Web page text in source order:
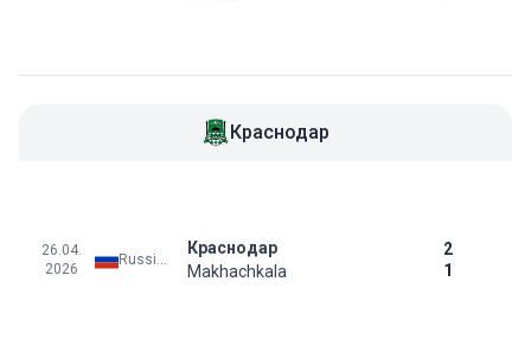
Краснодар
26.04.
2026
Краснодар
2
1
Makhachkala